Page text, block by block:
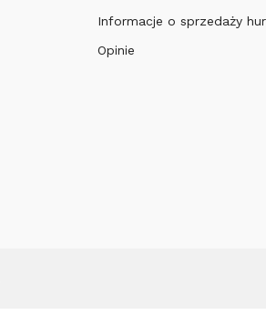
Informacje o sprzedaży
Opinie